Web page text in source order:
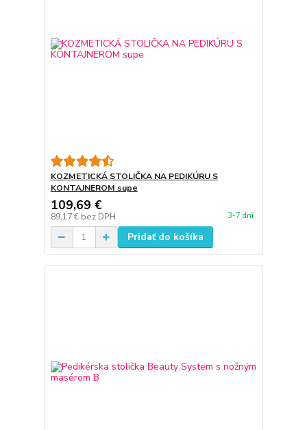
KOZMETICKÁ STOLIČKA NA PEDIKÚRU S
KONTAJNEROM supe
109,69 €
89,17 € bez DPH 3-7 dní
Pridať do košíka